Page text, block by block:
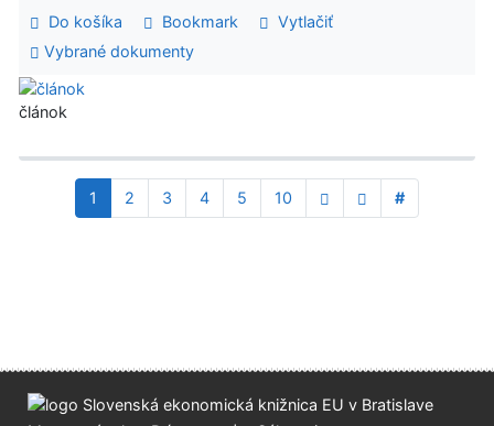
Do košíka Bookmark
Vytlačiť
Vybrané dokumenty
článok
1 2 3 4 5 10 #